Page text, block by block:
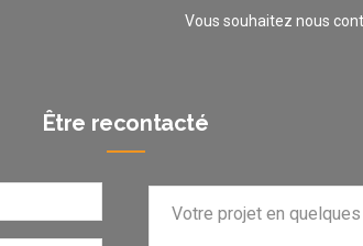
Vous souhaitez nous
Être recontacté